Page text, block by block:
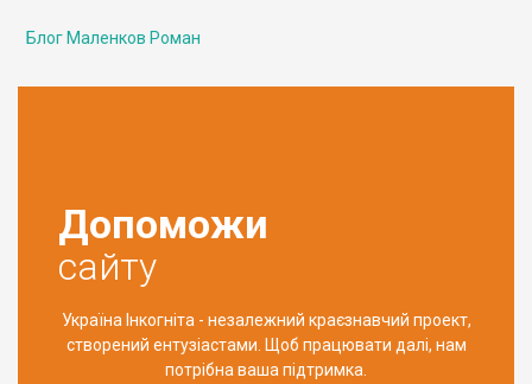
Блог Маленков Роман
Допоможи
сайту
Україна Інкогніта - незалежний краєзнавчий проект,
створений ентузіастами. Щоб працювати далі, нам
потрібна ваша підтримка.